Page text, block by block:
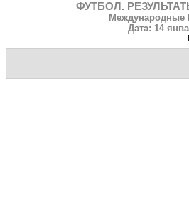
ФУТБОЛ.
Международные
Дата: 14